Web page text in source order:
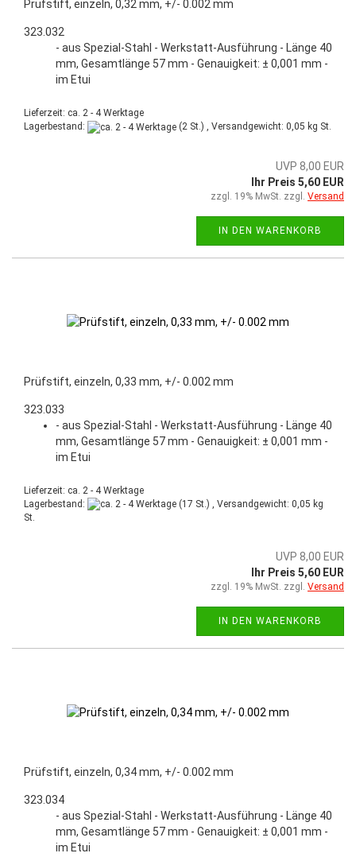
Prüfstift, einzeln, 0,32 mm, +/- 0.002 mm
323.032
- aus Spezial-Stahl - Werkstatt-Ausführung - Länge 40
mm, Gesamtlänge 57 mm - Genauigkeit: ± 0,001 mm -
im Etui
Lieferzeit: ca. 2 - 4 Werktage
Lagerbestand:
(2 St.) , Versandgewicht: 0,05 kg St.
UVP 8,00 EUR
Ihr Preis 5,60 EUR
zzgl. 19% MwSt. zzgl. Versand
IN DEN WARENKORB
Prüfstift, einzeln, 0,33 mm, +/- 0.002 mm
323.033
- aus Spezial-Stahl - Werkstatt-Ausführung - Länge 40
mm, Gesamtlänge 57 mm - Genauigkeit: ± 0,001 mm -
im Etui
Lieferzeit: ca. 2 - 4 Werktage
Lagerbestand:
(17 St.) , Versandgewicht: 0,05 kg
St.
UVP 8,00 EUR
Ihr Preis 5,60 EUR
zzgl. 19% MwSt. zzgl. Versand
IN DEN WARENKORB
Prüfstift, einzeln, 0,34 mm, +/- 0.002 mm
323.034
- aus Spezial-Stahl - Werkstatt-Ausführung - Länge 40
mm, Gesamtlänge 57 mm - Genauigkeit: ± 0,001 mm -
im Etui